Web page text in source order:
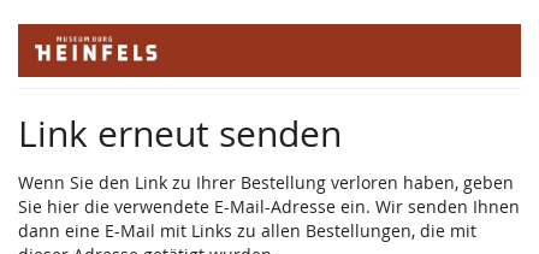
Zum
Haupt-
Link erneut senden
Wenn Sie den Link zu Ihrer Bestellung verloren haben, geben
Sie hier die verwendete E-Mail-Adresse ein. Wir senden Ihnen
dann eine E-Mail mit Links zu allen Bestellungen, die mit